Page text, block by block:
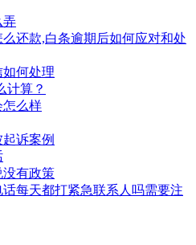
弄
还款,白条逾期后如何应对和处
何处理
计算？
怎么样
诉案例
没有政策
每天都打紧急联系人吗需要注